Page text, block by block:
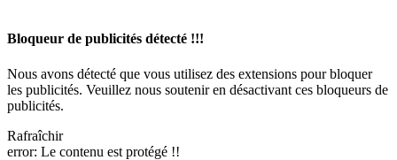
Bloqueur de publicités détecté !!!
Nous avons détecté que vous utilisez des extensions pour bloquer
les publicités. Veuillez nous soutenir en désactivant ces bloqueurs de
publicités.
Rafraîchir
error: Le contenu est protégé !!